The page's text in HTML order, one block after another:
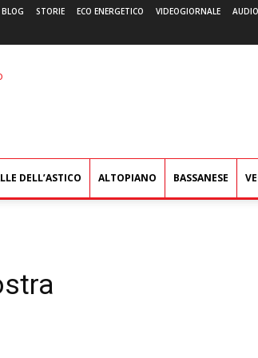
BLOG STORIE ECO ENERGETICO VIDEOGIORNALE
DELL’ASTICO ALTOPIANO BASSANESE